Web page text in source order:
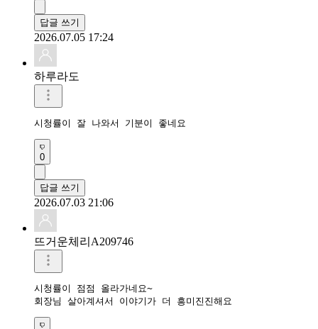
답글 쓰기
2026.07.05 17:24
하루라도
시청률이 잘 나와서 기분이 좋네요
0
답글 쓰기
2026.07.03 21:06
뜨거운체리A209746
시청률이 점점 올라가네요~
회장님 살아계셔서 이야기가 더 흥미진진해요